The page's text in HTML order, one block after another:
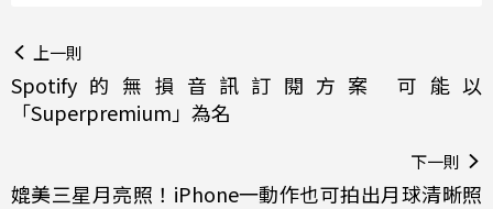
上一則
Spotify的無損音訊訂閱方案 可能以
「Superpremium」為名
下一則
媲美三星月亮照！iPhone一動作也可拍出月球清晰照